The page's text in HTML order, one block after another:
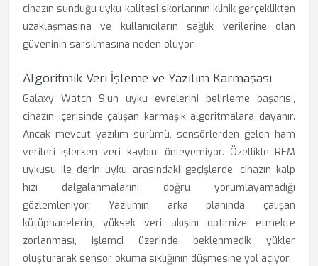
cihazın sunduğu uyku kalitesi skorlarının klinik gerçeklikten
uzaklaşmasına ve kullanıcıların sağlık verilerine olan
güveninin sarsılmasına neden oluyor.
Algoritmik Veri İşleme ve Yazılım Karmaşası
Galaxy Watch 9'un uyku evrelerini belirleme başarısı,
cihazın içerisinde çalışan karmaşık algoritmalara dayanır.
Ancak mevcut yazılım sürümü, sensörlerden gelen ham
verileri işlerken veri kaybını önleyemiyor. Özellikle REM
uykusu ile derin uyku arasındaki geçişlerde, cihazın kalp
hızı dalgalanmalarını doğru yorumlayamadığı
gözlemleniyor. Yazılımın arka planında çalışan
kütüphanelerin, yüksek veri akışını optimize etmekte
zorlanması, işlemci üzerinde beklenmedik yükler
oluşturarak sensör okuma sıklığının düşmesine yol açıyor.